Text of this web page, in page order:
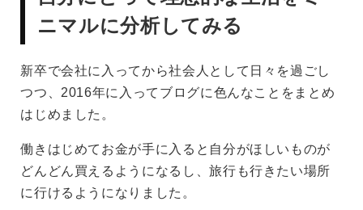
ニマルに分析してみる
新卒で会社に入ってから社会人として日々を過ごし
つつ、2016年に入ってブログに色んなことをまとめ
はじめました。
働きはじめてお金が手に入ると自分がほしいものが
どんどん買えるようになるし、旅行も行きたい場所
に行けるようになりました。